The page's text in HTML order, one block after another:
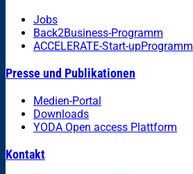
Jobs
Back2Business-Programm
ACCELERATE-Start-upProgramm
Presse und Publikationen
Medien-Portal
Downloads
YODA Open access Plattform
Kontakt